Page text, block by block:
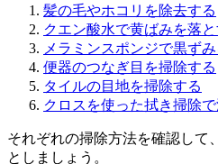
髪の毛やホコリを除去する
クエン酸水で黄ばみを落
メラミンスポンジで黒ず
便器のつなぎ目を掃除する
タイルの目地を掃除する
クロスを使った拭き掃除
それぞれの掃除方法を確認して
としましょう。